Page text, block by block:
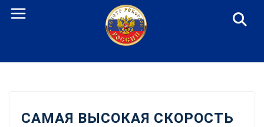
Перейти
САМАЯ ВЫСОКАЯ СКОРОСТЬ